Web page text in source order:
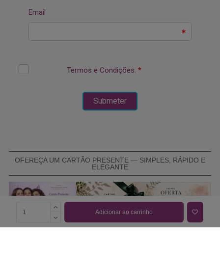
Adicionar ao carrinho
OFEREÇA UM CARTÃO PRESENTE — SIMPLES, RÁPIDO E
ELEGANTE